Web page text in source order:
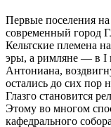
Первые поселения
современный город
Кельтские племена
эры, а римляне — в I
Антониана,
остались до сих пор
Глазго становится
Этому во многом
кафедрального